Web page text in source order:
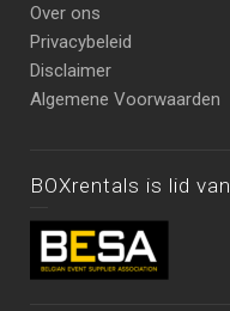
Over ons
Privacybeleid
Disclaimer
Algemene Voorwaarden
BOXrentals is lid van